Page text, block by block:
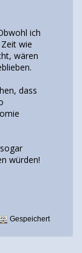
ich
wie
wären
dass
würden!
Gespeichert